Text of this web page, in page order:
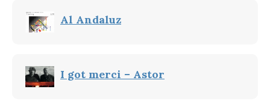
Al Andaluz
I got merci – Astor